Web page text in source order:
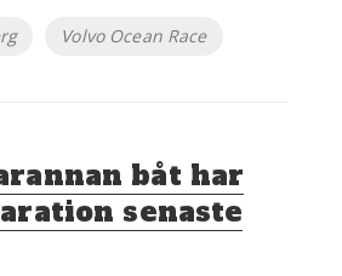
Volvo Ocean Race
båt har
senaste